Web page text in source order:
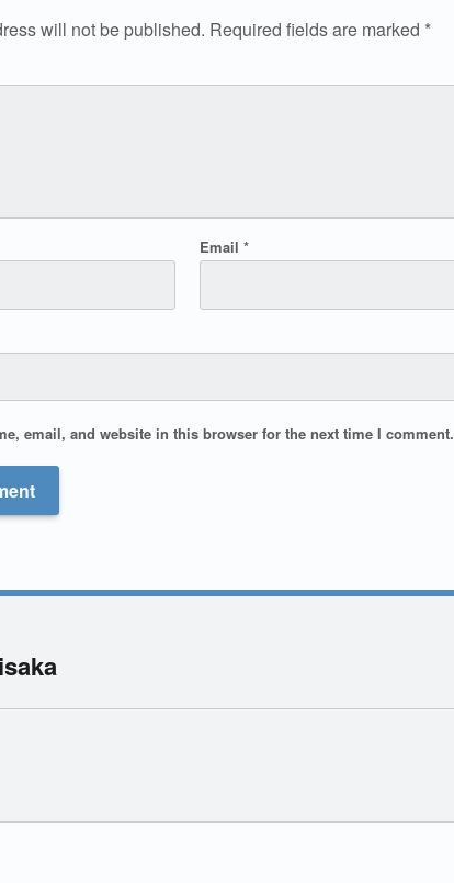
will not be published. Required fields are marked *
Email*
email, and website in this browser for the next time I comment.